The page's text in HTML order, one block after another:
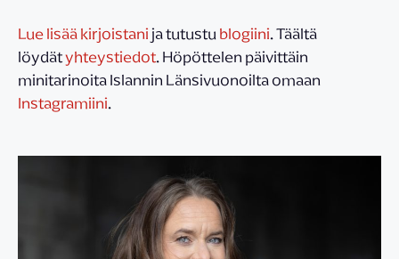
Lue lisää kirjoistanija tutustublogiini. Täältä
löydätyhteystiedot. Höpöttelen päivittäin
minitarinoita Islannin Länsivuonoilta omaan
Instagramiini.